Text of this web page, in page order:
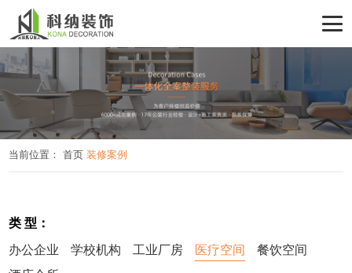
当前位置：首页 装修案例
类 型：
办公企业
学校机构 工业厂房 医疗空间
餐饮空间